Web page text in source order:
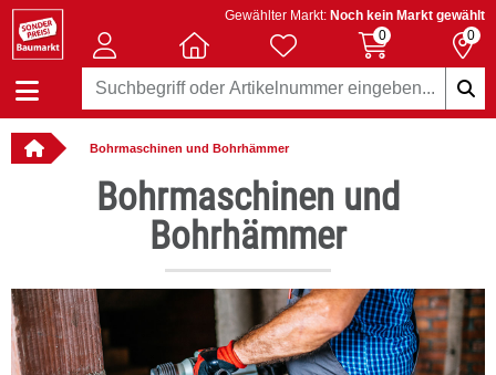
Gewählter Markt: Noch kein Markt gewählt
0
0
Bohrmaschinen und Bohrhämmer
online bestellbar
Bohrmaschinen und
Bohrhämmer